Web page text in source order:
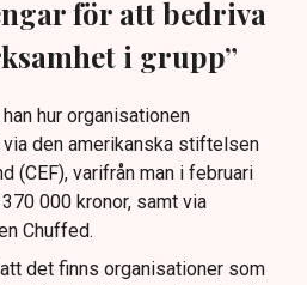
för att bedriva
i grupp”
hur organisationen
den amerikanska stiftelsen
(CEF), varifrån man i februari
000 kronor, samt via
Chuffed.
det finns organisationer som